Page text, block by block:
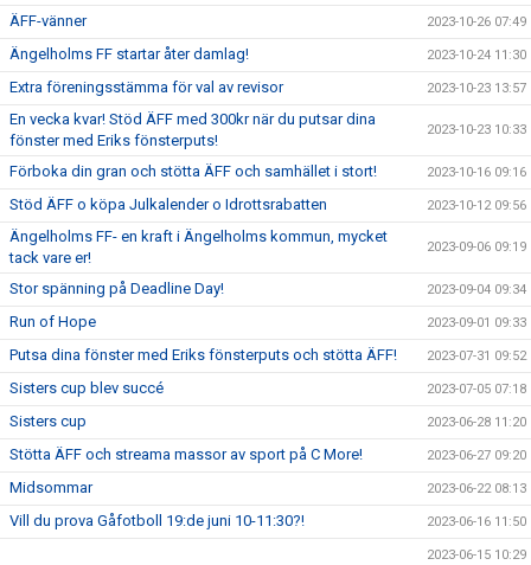
ÄFF-vänner 2023-10-26 07:49
Ängelholms FF startar åter damlag! 2023-10-24 11:30
Extra föreningsstämma för val av revisor 2023-10-23 13:57
En vecka kvar! Stöd ÄFF med 300kr när du putsar dina
fönster med Eriks fönsterputs!
2023-10-23 10:33
Förboka din gran och stötta ÄFF och samhället i stort! 2023-10-16 09:16
Stöd ÄFF o köpa Julkalender o Idrottsrabatten 2023-10-12 09:56
Ängelholms FF- en kraft i Ängelholms kommun, mycket
tack vare er!
2023-09-06 09:19
Stor spänning på Deadline Day! 2023-09-04 09:34
Run of Hope 2023-09-01 09:33
Putsa dina fönster med Eriks fönsterputs och stötta ÄFF! 2023-07-31 09:52
Sisters cup blev succé 2023-07-05 07:18
Sisters cup 2023-06-28 11:20
Stötta ÄFF och streama massor av sport på C More! 2023-06-27 09:20
Midsommar 2023-06-22 08:13
Vill du prova Gåfotboll 19:de juni 10-11:30?! 2023-06-16 11:50
2023-06-15 10:29